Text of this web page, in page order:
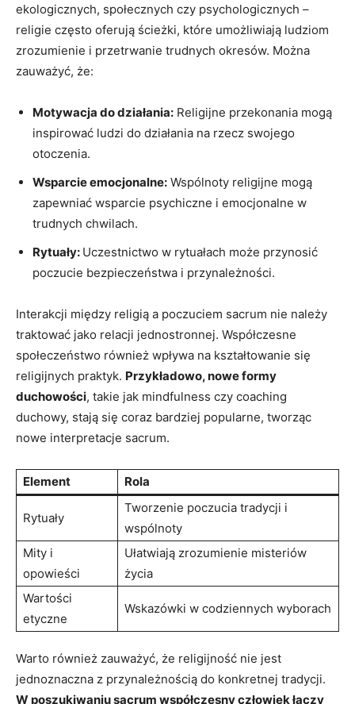
ekologicznych, społecznych czy psychologicznych –
religie często oferują ścieżki, które umożliwiają ludziom
zrozumienie i przetrwanie trudnych okresów. Można
zauważyć, że:
Motywacja do działania: Religijne przekonania mogą
inspirować ludzi do działania na rzecz swojego
otoczenia.
Wsparcie emocjonalne: Wspólnoty religijne mogą
zapewniać wsparcie psychiczne i emocjonalne w
trudnych chwilach.
Rytuały: Uczestnictwo w rytuałach może przynosić
poczucie bezpieczeństwa i przynależności.
Interakcji między religią a poczuciem sacrum nie należy
traktować jako relacji jednostronnej. Współczesne
społeczeństwo również wpływa na kształtowanie się
religijnych praktyk. Przykładowo, nowe formy
duchowości, takie jak mindfulness czy coaching
duchowy, stają się coraz bardziej popularne, tworząc
nowe interpretacje sacrum.
Element Rola
Rytuały
Tworzenie poczucia tradycji i
wspólnoty
Mity i
opowieści
Ułatwiają zrozumienie misteriów
życia
Wartości
etyczne
Wskazówki w codziennych wyborach
Warto również zauważyć, że religijność nie jest
jednoznaczna z przynależnością do konkretnej tradycji.
W poszukiwaniu sacrum współczesny człowiek łączy